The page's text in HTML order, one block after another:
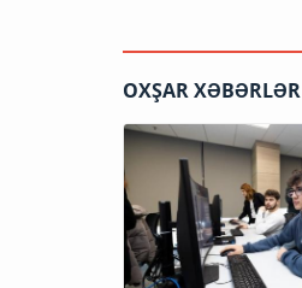
OXŞAR XƏBƏRLƏR